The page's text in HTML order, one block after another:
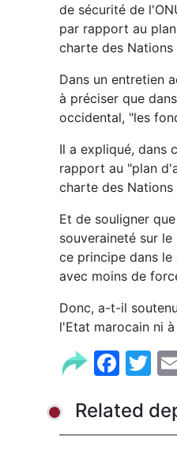
de sécurité de
par rapport au
charte des Nations
Dans un entretien
à préciser que
occidental, "les
Il a expliqué, dans
rapport au "plan
charte des Nations
Et de souligner
souveraineté sur
ce principe dans
avec moins de
Donc, a-t-il
l'Etat marocain ni
Related